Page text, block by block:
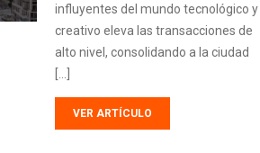
influyentes del mundo tecnológico y
creativo eleva las transacciones de
alto nivel, consolidando a la ciudad
[…]
VER ARTÍCULO